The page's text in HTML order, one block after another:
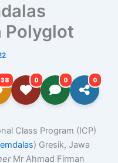
Polyglot
38 0 0 0
Class Program (ICP)
) Gresik, Jawa
Mr Ahmad Firman